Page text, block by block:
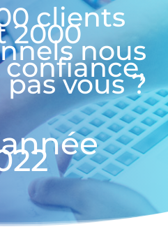
clients
2000
nous
vous ?